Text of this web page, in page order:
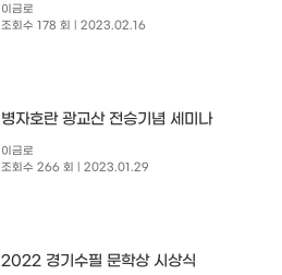
이금로
조회수 178 회
| 2023.02.16
병자호란 광교산 전승기념 세미나
이금로
조회수 266 회
| 2023.01.29
2022 경기수필 문학상 시상식